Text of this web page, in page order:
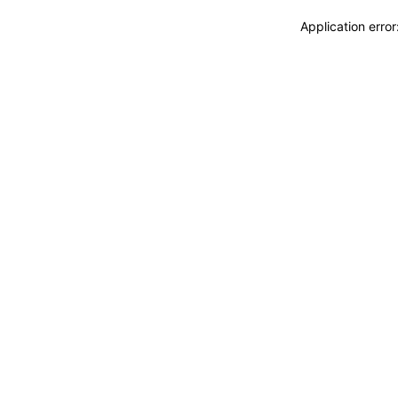
Application